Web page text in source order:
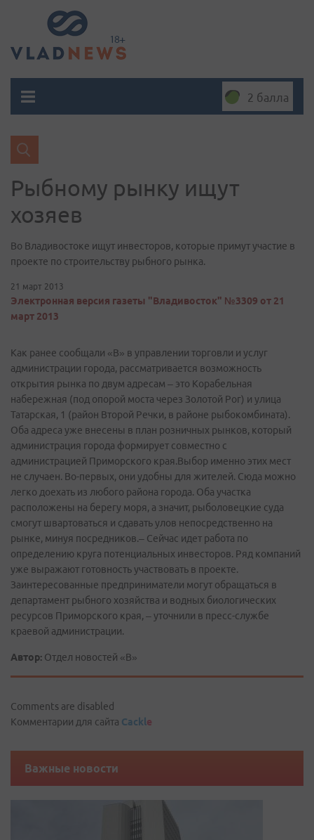
2 балла
Рыбному рынку ищут
хозяев
Во Владивостоке ищут инвесторов, которые примут участие в
проекте по строительству рыбного рынка.
21 март 2013
Электронная версия газеты "Владивосток" №3309 от 21
март 2013
Как ранее сообщали «В» в управлении торговли и услуг
администрации города, рассматривается возможность
открытия рынка по двум адресам – это Корабельная
набережная (под опорой моста через Золотой Рог) и улица
Татарская, 1 (район Второй Речки, в районе рыбокомбината).
Оба адреса уже внесены в план розничных рынков, который
администрация города формирует совместно с
администрацией Приморского края.Выбор именно этих мест
не случаен. Во-первых, они удобны для жителей. Сюда можно
легко доехать из любого района города. Оба участка
расположены на берегу моря, а значит, рыболовецкие суда
смогут швартоваться и сдавать улов непосредственно на
рынке, минуя посредников.– Сейчас идет работа по
определению круга потенциальных инвесторов. Ряд компаний
уже выражают готовность участвовать в проекте.
Заинтересованные предприниматели могут обращаться в
департамент рыбного хозяйства и водных биологических
ресурсов Приморского края, – уточнили в пресс-службе
краевой администрации.
Автор: Отдел новостей «В»
Comments are disabled
Комментарии для сайта Cackle
Важные новости